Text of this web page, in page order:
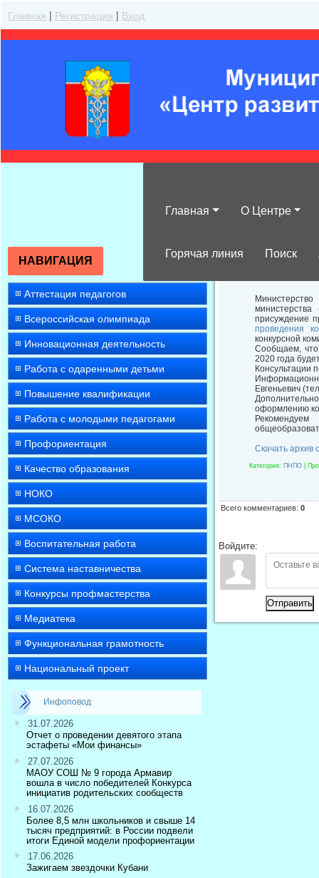
Главная | Регистрация | Вход
Главная О Центре
Горячая линия Поиск
НАВИГАЦИЯ
Аттестация педагогов
Всероссийская олимпиада
Инновационная деятельность
Работа с одаренными детьми
Повышение квалификации
Работа с молодыми педагогами
Профориентация
Качество образования
НОКО
МСОКО
Воспитательная работа
Система наставничества
Конкурсы профмастерства
Медиатека
Функциональная грамотность
Национальный проект
Инфоповод
31.07.2026
Отчет о проведении девятого этапа
эстафеты «Мои финансы»
27.07.2026
МАОУ СОШ № 9 города Армавир
вошла в число победителей Конкурса
инициатив родительских сообществ
16.07.2026
Более 8,5 млн школьников и свыше 14
тысяч предприятий: в России подвели
итоги Единой модели профориентации
17.06.2026
Зажигаем звездочки Кубани
деятельности
присуждение
проведения
конкурсной
Сообщаем, что
2020 года
Консультации
Евгеньевич
оформлению
Скачать архив
Категория: ПНПО
Всего комментариев: 0
Войдите:
Отправить